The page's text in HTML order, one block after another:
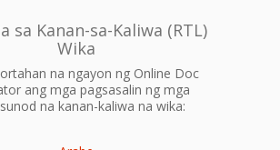
sa Kanan-sa-Kaliwa (RTL)
Wika
na ngayon ng Online Doc
ang mga pagsasalin ng mga
na kanan-kaliwa na wika: